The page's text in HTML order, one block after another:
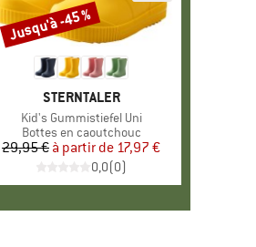
MARQUE
STERNTALER
Article
Kid's Gummistiefel Uni
Product group
Bottes en caoutchouc
Prix
29,95 € Prix réduit
à partir de 17,97 €
0,0(0)
Remise
Jusqu'à -45 %